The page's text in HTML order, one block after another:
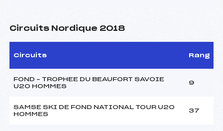
Circuits Nordique 2018
Circuits Rang
FOND – TROPHEE DU BEAUFORT SAVOIE
U20 HOMMES
9
SAMSE SKI DE FOND NATIONAL TOUR U20
HOMMES
37